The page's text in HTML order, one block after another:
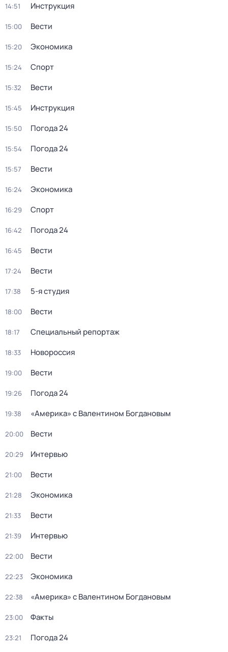
14:51 Инструкция
15:00 Вести
15:20 Экономика
15:24 Спорт
15:32 Вести
15:45 Инструкция
15:50 Погода 24
15:54 Погода 24
15:57 Вести
16:24 Экономика
16:29 Спорт
16:42 Погода 24
16:45 Вести
17:24 Вести
17:38 5-я студия
18:00 Вести
18:17 Специальный репортаж
18:33 Новороссия
19:00 Вести
19:26 Погода 24
19:38 «Америка» с Валентином Богдановым
20:00 Вести
20:29 Интервью
21:00 Вести
21:28 Экономика
21:33 Вести
21:39 Интервью
22:00 Вести
22:23 Экономика
22:38 «Америка» с Валентином Богдановым
23:00 Факты
23:21 Погода 24